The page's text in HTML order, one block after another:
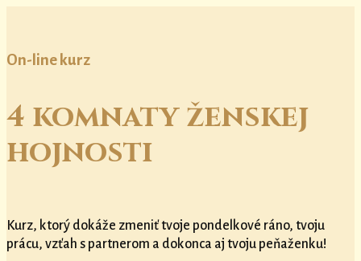
On-line kurz
4 komnaty ženskej
hojnosti
Kurz, ktorý dokáže zmeniť tvoje pondelkové ráno, tvoju
prácu, vzťah s partnerom a dokonca aj tvoju peňaženku!